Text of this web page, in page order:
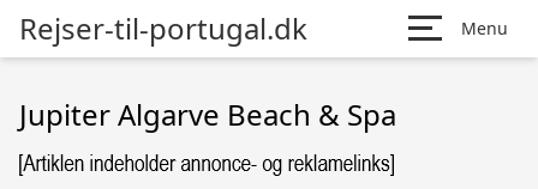
Rejser-til-portugal.dk Menu
Jupiter Algarve Beach & Spa